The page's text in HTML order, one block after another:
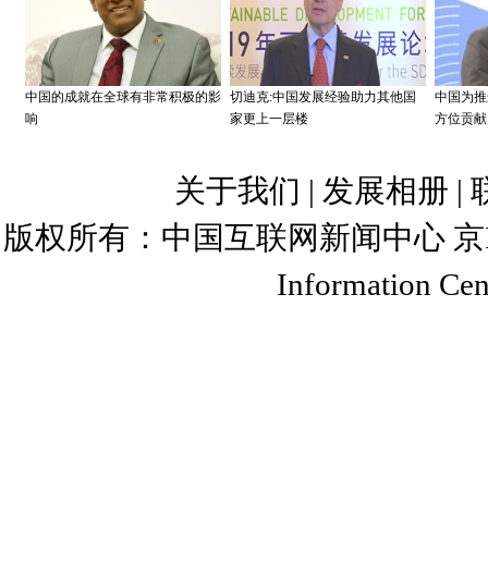
记者：污染防治攻坚战是党
胜时期的“三大攻坚战”之一。
物并存、多种污染源并发、多
环境风险，也通过呼吸、接触
在的威胁。不是单一的污染物
中国的成就在全球有非常积极的影
响
切迪克:中国发展经验助力其他国
家更上一层楼
中国为
方位贡献
关于我们 | 发展相册 |
版权所有：中国互联网新闻中心
Information